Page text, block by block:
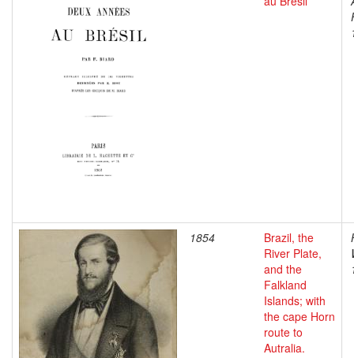
1854
Brazil, the
River Plate,
and the
Falkland
Islands; with
the cape Horn
route to
Autralia.